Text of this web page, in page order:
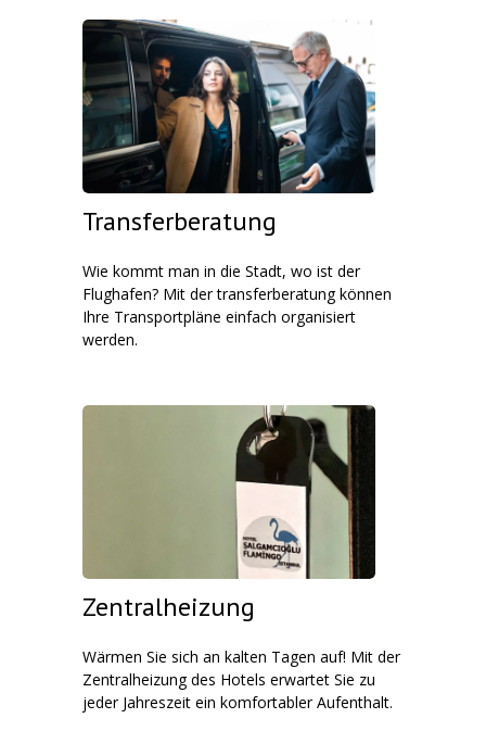
Transferberatung
Wie kommt man in die Stadt, wo ist der
Flughafen? Mit der transferberatung können
Ihre Transportpläne einfach organisiert
werden.
Zentralheizung
Wärmen Sie sich an kalten Tagen auf! Mit der
Zentralheizung des Hotels erwartet Sie zu
jeder Jahreszeit ein komfortabler Aufenthalt.